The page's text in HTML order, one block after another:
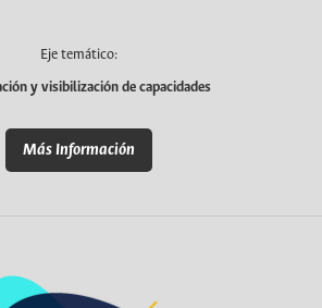
Eje temático:
y visibilización de capacidades
Más Información